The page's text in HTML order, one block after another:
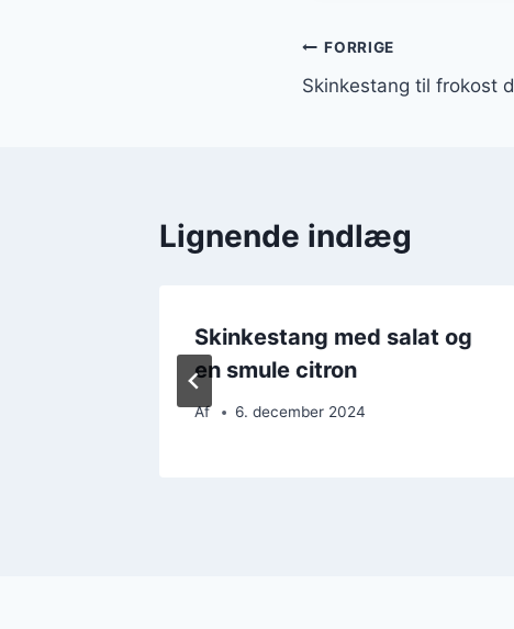
FORRIGE
Skinkestang til frokost
Lignende indlæg
Skinkestang med salat og
en smule citron
Af 6. december 2024